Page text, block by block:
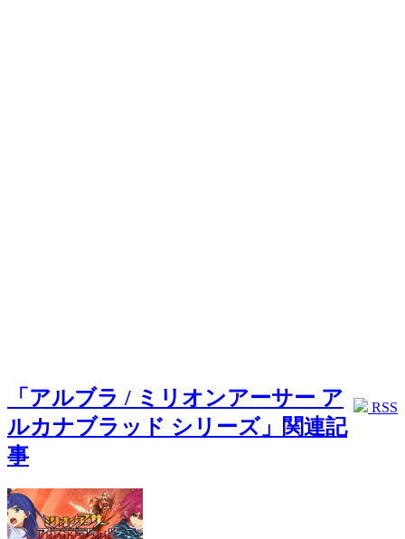
RSS
「アルブラ / ミリオンアーサー ア
ルカナブラッド シリーズ」関連記
事